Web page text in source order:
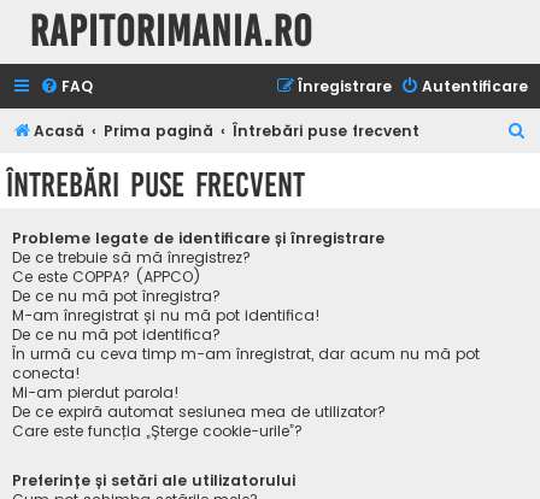
Rapitorimania.ro
FAQ Autentificare
Înregistrare
Acasă Prima pagină Întrebări puse frecvent
Întrebări puse frecvent
Probleme legate de identificare și înregistrare
De ce trebuie să mă înregistrez?
Ce este COPPA? (APPCO)
De ce nu mă pot înregistra?
M-am înregistrat și nu mă pot identifica!
De ce nu mă pot identifica?
În urmă cu ceva timp m-am înregistrat, dar acum nu mă pot
conecta!
Mi-am pierdut parola!
De ce expiră automat sesiunea mea de utilizator?
Care este funcția „Șterge cookie-urile”?
Preferințe și setări ale utilizatorului